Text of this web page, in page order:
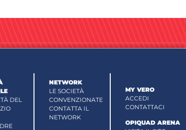
DEL
NETWORK
LE SOCIETÀ
CONVENZIONATE
CONTATTA IL
NETWORK
MY VERO
ACCEDI
CONTATTACI
OPIQUAD ARENA